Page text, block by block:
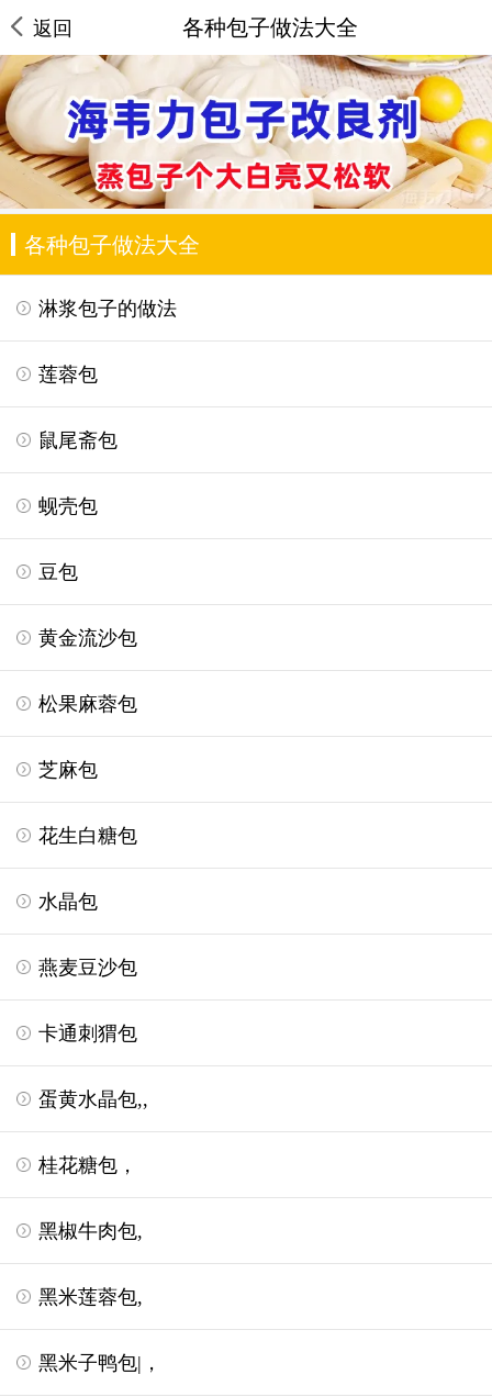
返回 各种包子做法大全
各种包子做法大全
淋浆包子的做法
莲蓉包
鼠尾斋包
蚬壳包
豆包
黄金流沙包
松果麻蓉包
芝麻包
花生白糖包
水晶包
燕麦豆沙包
卡通刺猬包
蛋黄水晶包,,
桂花糖包，
黑椒牛肉包,
黑米莲蓉包,
黑米子鸭包|，